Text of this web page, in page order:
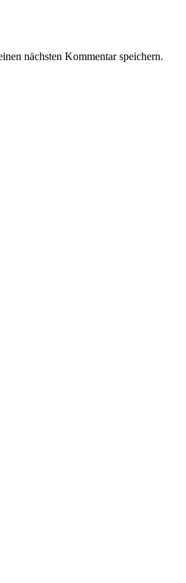
nächsten Kommentar speichern.